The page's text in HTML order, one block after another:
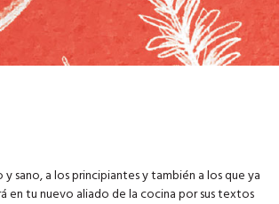
sano, a los principiantes y también a los que ya
en tu nuevo aliado de la cocina por sus textos